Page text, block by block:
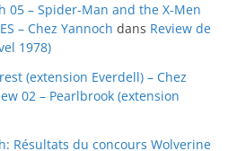
05 – Spider-Man and the X-Men
– Chez Yannoch dans Review de
1978)
(extension Everdell) – Chez
02 – Pearlbrook (extension
Résultats du concours Wolverine